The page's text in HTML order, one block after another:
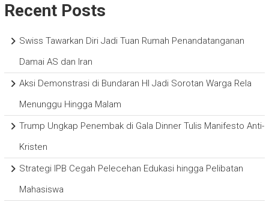
Recent Posts
Swiss Tawarkan Diri Jadi Tuan Rumah Penandatanganan
Damai AS dan Iran
Aksi Demonstrasi di Bundaran HI Jadi Sorotan Warga Rela
Menunggu Hingga Malam
Trump Ungkap Penembak di Gala Dinner Tulis Manifesto Anti-
Kristen
Strategi IPB Cegah Pelecehan Edukasi hingga Pelibatan
Mahasiswa